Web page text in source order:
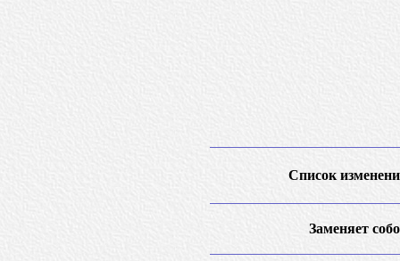
Список
Заменяет